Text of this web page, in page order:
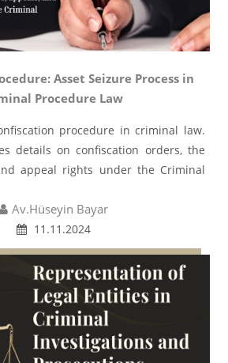
Asset Seizure Process in
Procedure Law
procedure in criminal law.
details on confiscation orders, the
appeal rights under the Criminal
Av.Hüseyin Bayar
11.11.2024